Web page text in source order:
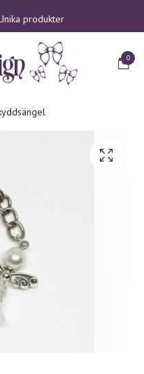
produkter
0